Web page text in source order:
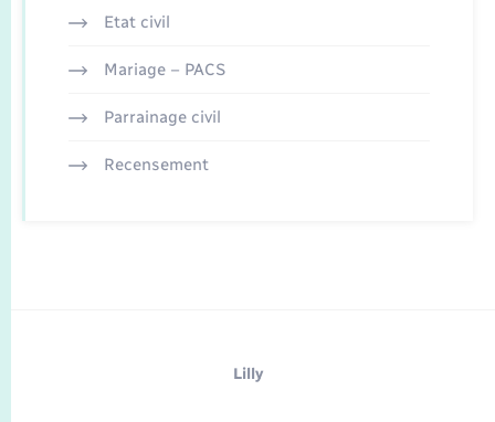
Etat civil
Mariage – PACS
Parrainage civil
Recensement
Lilly